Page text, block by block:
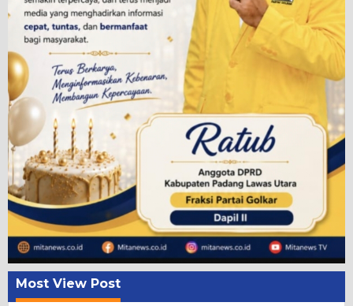
Most View Post